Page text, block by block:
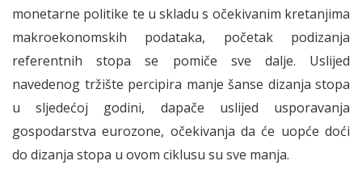
monetarne politike te u skladu s očekivanim kretanjima
makroekonomskih podataka, početak podizanja
referentnih stopa se pomiče sve dalje. Uslijed
navedenog tržište percipira manje šanse dizanja stopa
u sljedećoj godini, dapače uslijed usporavanja
gospodarstva eurozone, očekivanja da će uopće doći
do dizanja stopa u ovom ciklusu su sve manja.